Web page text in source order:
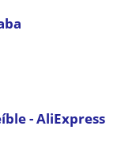
- AliExpress